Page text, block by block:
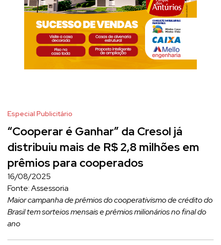
Especial Publicitário
“Cooperar é Ganhar” da Cresol já
distribuiu mais de R$ 2,8 milhões em
prêmios para cooperados
16/08/2025
Fonte: Assessoria
Maior campanha de prêmios do cooperativismo de crédito do
Brasil tem sorteios mensais e prêmios milionários no final do
ano